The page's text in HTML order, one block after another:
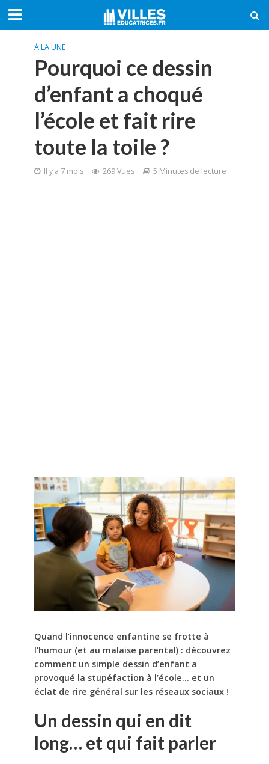
À LA UNE
Pourquoi ce dessin
d’enfant a choqué
l’école et fait rire
toute la toile ?
Il y a 7 mois 269 Vues 5 Minutes de lecture
Quand l’innocence enfantine se frotte à
l’humour (et au malaise parental) : découvrez
comment un simple dessin d’enfant a
provoqué la stupéfaction à l’école… et un
éclat de rire général sur les réseaux sociaux !
Un dessin qui en dit
long… et qui fait parler